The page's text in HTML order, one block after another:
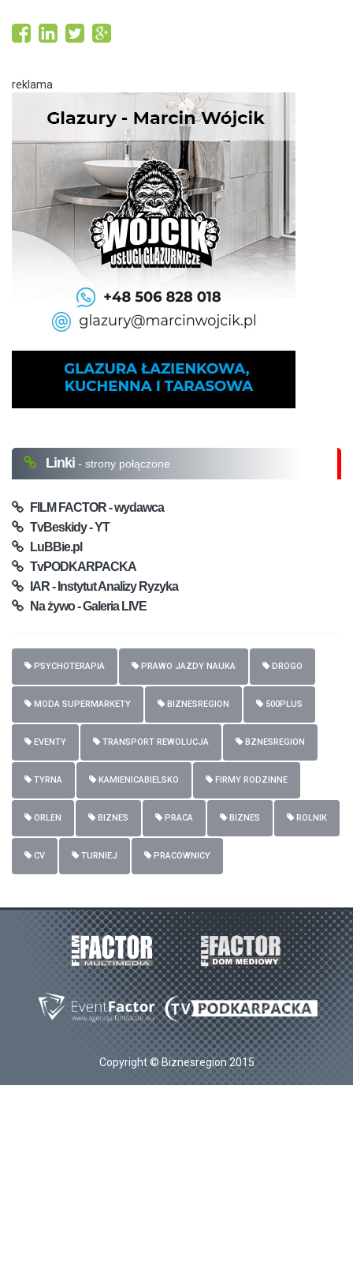
reklama
Linki - strony połączone
FILM FACTOR - wydawca
TvBeskidy - YT
LuBBie.pl
TvPODKARPACKA
IAR - Instytut Analizy Ryzyka
Na żywo - Galeria LIVE
PSYCHOTERAPIA PRAWO JAZDY NAUKA DROGO
MODA SUPERMARKETY BIZNESREGION 500PLUS
EVENTY TRANSPORT REWOLUCJA BZNESREGION
TYRNA KAMIENICABIELSKO FIRMY RODZINNE
ORLEN BIZNES PRACA BIZNES ROLNIK
CV TURNIEJ PRACOWNICY
Copyright © Biznesregion 2015